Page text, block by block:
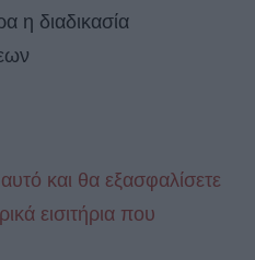
η διαδικασία
και θα εξασφαλίσετε
εισιτήρια που